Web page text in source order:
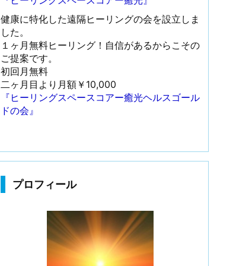
健康に特化した遠隔ヒーリングの会を設立しま
した。
１ヶ月無料ヒーリング！自信があるからこその
ご提案です。
初回月無料
二ヶ月目より月額￥10,000
『ヒーリングスペースコアー癒光ヘルスゴール
ドの会』
プロフィール